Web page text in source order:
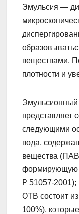
Эмульсия —
веществами.
плотности и
Эмульсионный
представляет
следующими
вода,
вещества
формирующую
Р 51057-2001);
ОТВ состоит
100%),